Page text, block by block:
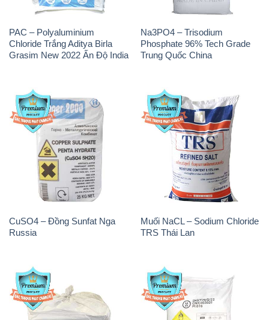
PAC – Polyaluminium
Chloride Trắng Aditya Birla
Grasim New 2022 Ấn Độ India
Na3PO4 – Trisodium
Phosphate 96% Tech Grade
Trung Quốc China
CuSO4 – Đồng Sunfat Nga
Russia
Muối NaCL – Sodium Chloride
TRS Thái Lan